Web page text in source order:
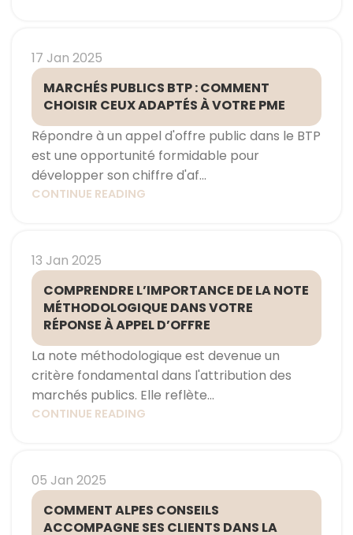
17 Jan 2025
MARCHÉS PUBLICS BTP : COMMENT
CHOISIR CEUX ADAPTÉS À VOTRE PME
Répondre à un appel d'offre public dans le BTP
est une opportunité formidable pour
développer son chiffre d'af...
CONTINUE READING
13 Jan 2025
COMPRENDRE L’IMPORTANCE DE LA NOTE
MÉTHODOLOGIQUE DANS VOTRE
RÉPONSE À APPEL D’OFFRE
La note méthodologique est devenue un
critère fondamental dans l'attribution des
marchés publics. Elle reflète...
CONTINUE READING
05 Jan 2025
COMMENT ALPES CONSEILS
ACCOMPAGNE SES CLIENTS DANS LA